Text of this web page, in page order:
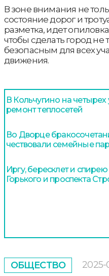
В зоне внимания не
состояние дорог и
разметка, идет
чтобы сделать город не
безопасным для всех
движения.
В Кольчугино на
ремонт теплосетей
Во Дворце
чествовали семейные
Иргу, бересклет и
Горького и проспекта
ОБЩЕСТВО 2025-